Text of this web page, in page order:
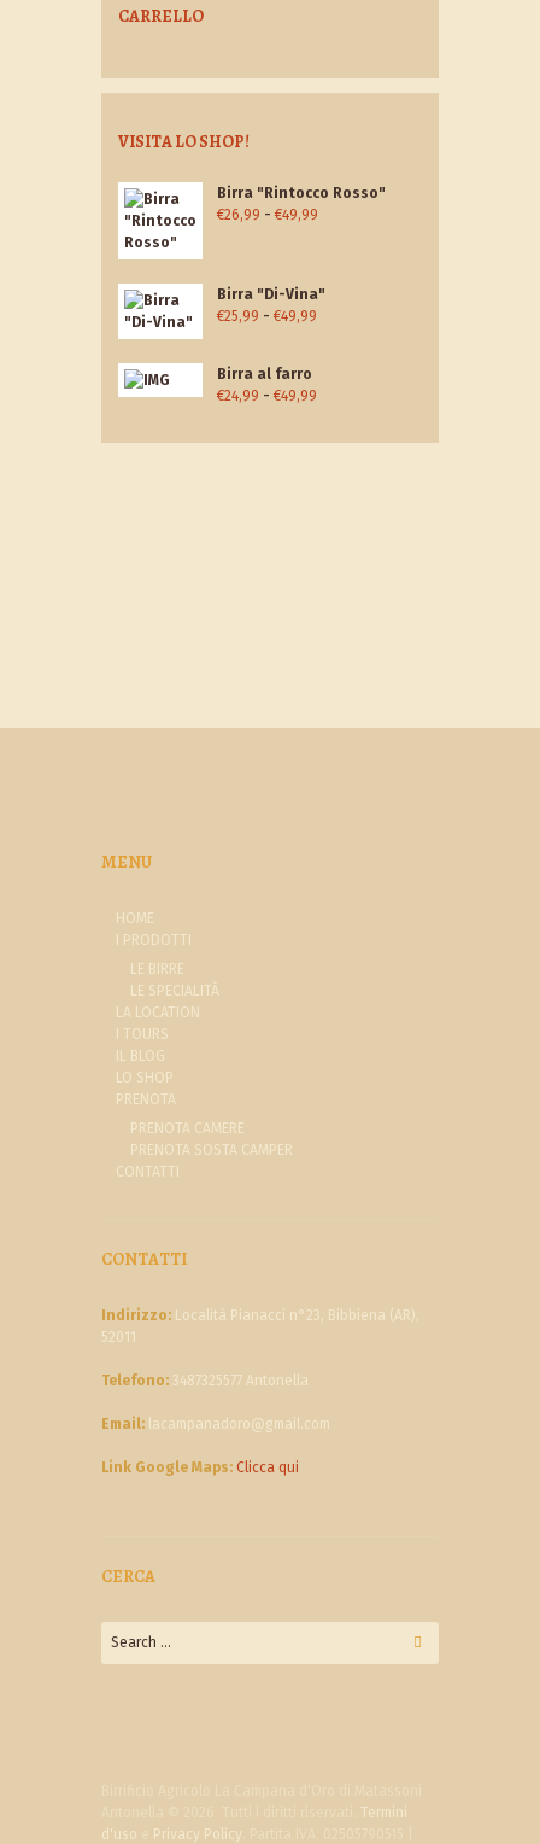
CARRELLO
VISITA LO SHOP!
Birra "Rintocco Rosso"
€26,99 - €49,99
€26,99
Birra "Di-Vina"
€25,99 - €49,99
€49,99
Birra al farro
€24,99 - €49,99
MENU
HOME
I PRODOTTI
LE BIRRE
LE SPECIALITÀ
LA LOCATION
I TOURS
IL BLOG
LO SHOP
PRENOTA
PRENOTA CAMERE
PRENOTA SOSTA CAMPER
CONTATTI
CONTATTI
Indirizzo: Località Pianacci n°23, Bibbiena (AR),
52011
Telefono: 3487325577 Antonella
Email: lacampanadoro@gmail.com
Link Google Maps: Clicca qui
CERCA
Termini
d'uso
Privacy Policy